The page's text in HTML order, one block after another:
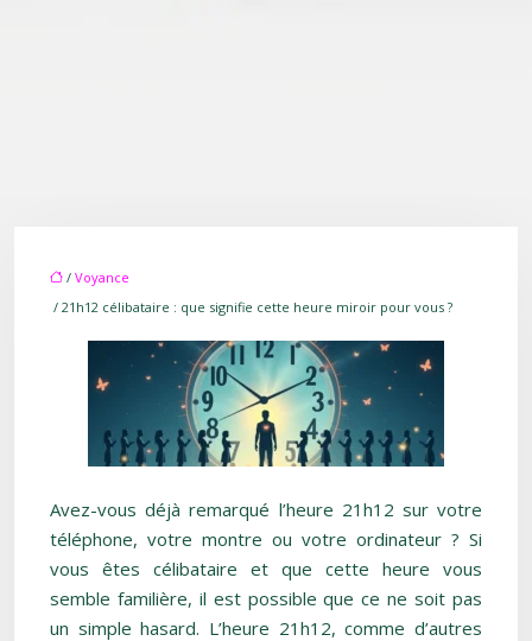
/ Voyance
/ 21h12 célibataire : que signifie cette heure miroir pour vous ?
Avez-vous déjà remarqué l’heure 21h12 sur votre
téléphone, votre montre ou votre ordinateur ? Si
vous êtes célibataire et que cette heure vous
semble familière, il est possible que ce ne soit pas
un simple hasard. L’heure 21h12, comme d’autres